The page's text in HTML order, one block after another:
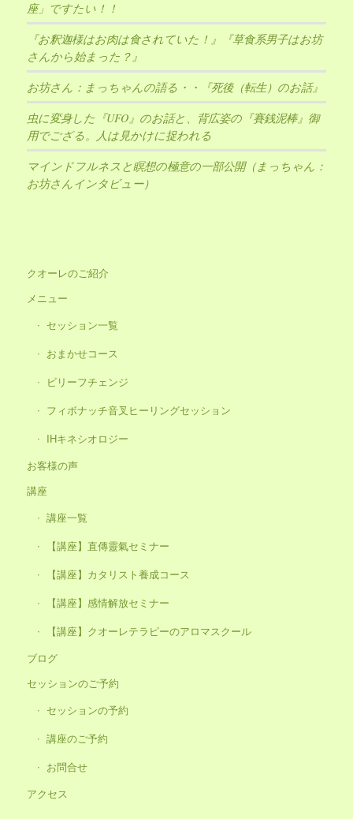
座」ですたい！！
『お釈迦様はお肉は食されていた！』『草食系男子はお坊
さんから始まった？』
お坊さん：まっちゃんの語る・・『死後（転生）のお話』
虫に変身した『UFO』のお話と、背広姿の『賽銭泥棒』御
用でござる。人は見かけに捉われる
マインドフルネスと瞑想の極意の一部公開（まっちゃん：
お坊さんインタビュー）
クオーレのご紹介
メニュー
セッション一覧
おまかせコース
ビリーフチェンジ
フィボナッチ音叉ヒーリングセッション
IHキネシオロジー
お客様の声
講座
講座一覧
【講座】直傳靈氣セミナー
【講座】カタリスト養成コース
【講座】感情解放セミナー
【講座】クオーレテラピーのアロマスクール
ブログ
セッションのご予約
セッションの予約
講座のご予約
お問合せ
アクセス